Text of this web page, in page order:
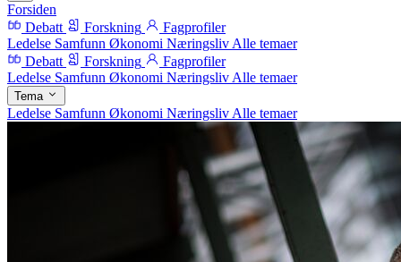
Forsiden
Debatt
Forskning
Fagprofiler
Ledelse Samfunn Økonomi Næringsliv Alle temaer
Debatt
Forskning
Fagprofiler
Ledelse Samfunn Økonomi Næringsliv Alle temaer
Tema
Ledelse Samfunn Økonomi Næringsliv Alle temaer